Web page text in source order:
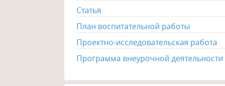
Статья
План воспитательной работы
Проектно-исследовательская работа
Программа внеурочной деятельности